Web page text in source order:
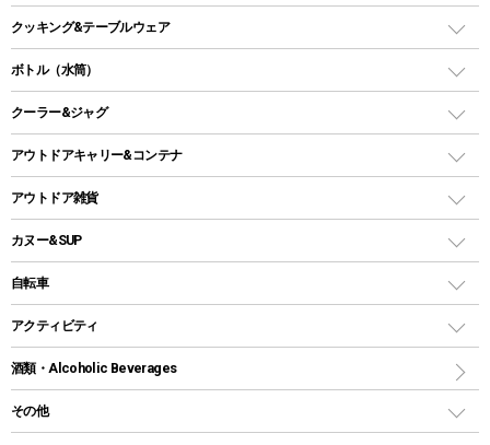
スクエアタープ（レクタタープ）
メッシュタープ
自立式タープ
パラソル
テントアクセサリー
ペグ
グランドシート
ガイドロープ
ツール
オイルランタン
LEDライト
ヘッドライト
キャンドル
ガス缶
ガストーチ、ライター
バーベキューコンロ、グリル
焚き火台タイプ（ロースタイル）グリル
卓上タイプグリル
パーティータイプグリル
鉄板、アミ
焚き火台&ストーブ
火起こし
バーベキューツール
クッキング&テーブルウェア
ダッチオーブン
ホットサンドメーカー
クッカーセット
シェラカップ
クッキングツール
ナイフ
カトラリー
ボトル（水筒）
ステンレスボトル
コップ付きタイプ
ワンタッチタイプ
プラスチックボトル
ディズニーボトル
クーラー&ジャグ
クーラーボックス
クーラーバッグ
ウォータージャグ
保冷剤
アウトドアキャリー&コンテナ
アウトドアキャリー
アウトドア雑貨
バックパック&バッグ
リュック、バックパック
トートバッグ、サコッシュ
ショッピングキャリー
その他アウトドア雑貨
カヌー&SUP
インフレータブル
カヤック
パドル
自転車
折りたたみ自転車
スポーツサイクル
シティサイクル
アクティビティ
マリン
ラッシュガード
酒類・Alcoholic Beverages
その他